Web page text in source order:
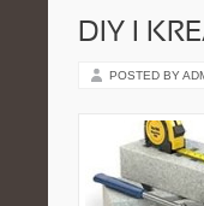
DIY I
POSTED BY